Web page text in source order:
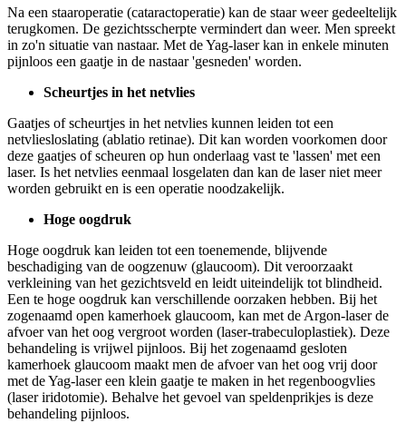
Na een staaroperatie (cataractoperatie) kan de staar weer gedeeltelijk
terugkomen. De gezichtsscherpte vermindert dan weer. Men spreekt
in zo'n situatie van nastaar. Met de Yag-laser kan in enkele minuten
pijnloos een gaatje in de nastaar 'gesneden' worden.
Scheurtjes in het netvlies
Gaatjes of scheurtjes in het netvlies kunnen leiden tot een
netvliesloslating (ablatio retinae). Dit kan worden voorkomen door
deze gaatjes of scheuren op hun onderlaag vast te 'lassen' met een
laser. Is het netvlies eenmaal losgelaten dan kan de laser niet meer
worden gebruikt en is een operatie noodzakelijk.
Hoge oogdruk
Hoge oogdruk kan leiden tot een toenemende, blijvende
beschadiging van de oogzenuw (glaucoom). Dit veroorzaakt
verkleining van het gezichtsveld en leidt uiteindelijk tot blindheid.
Een te hoge oogdruk kan verschillende oorzaken hebben. Bij het
zogenaamd open kamerhoek glaucoom, kan met de Argon-laser de
afvoer van het oog vergroot worden (laser-trabeculoplastiek). Deze
behandeling is vrijwel pijnloos. Bij het zogenaamd gesloten
kamerhoek glaucoom maakt men de afvoer van het oog vrij door
met de Yag-laser een klein gaatje te maken in het regenboogvlies
(laser iridotomie). Behalve het gevoel van speldenprikjes is deze
behandeling pijnloos.